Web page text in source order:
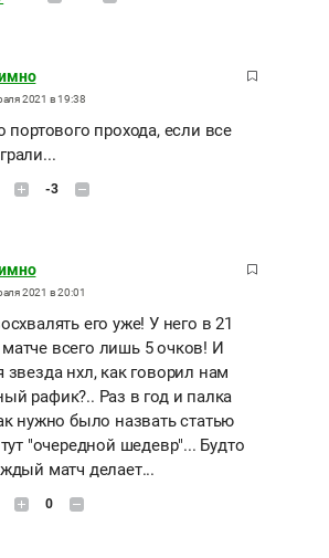
2021 в 19:38
портового прохода, если все
-3
2021 в 20:01
его уже! У него в 21
всего лишь 5 очков! И
звезда нхл, как говорил нам
рафик?.. Раз в год и палка
нужно было назвать статью
"очередной шедевр"... Будто
матч делает...
0